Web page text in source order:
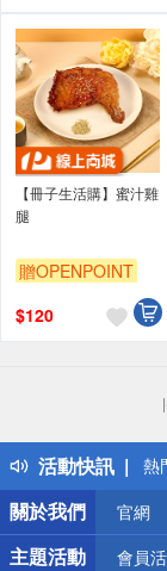
【冊子生活購】蜜汁雞
腿
贈OPENPOINT
$120
活動快訊
得
熱
銀
偏
詐
關於我們
官網
主題活動 會員